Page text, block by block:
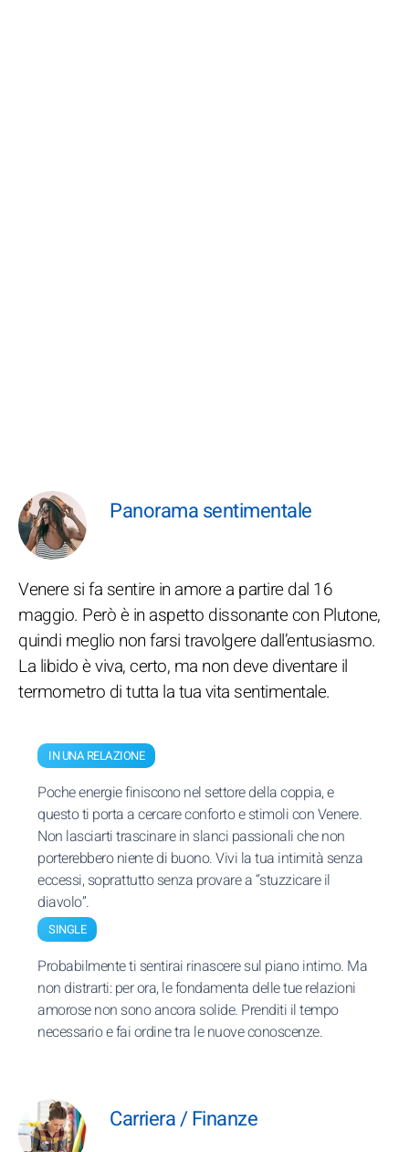
Panorama sentimentale
Venere si fa sentire in amore a partire dal 16
maggio. Però è in aspetto dissonante con Plutone,
quindi meglio non farsi travolgere dall’entusiasmo.
La libido è viva, certo, ma non deve diventare il
termometro di tutta la tua vita sentimentale.
IN UNA RELAZIONE
Poche energie finiscono nel settore della coppia, e
questo ti porta a cercare conforto e stimoli con Venere.
Non lasciarti trascinare in slanci passionali che non
porterebbero niente di buono. Vivi la tua intimità senza
eccessi, soprattutto senza provare a “stuzzicare il
diavolo”.
SINGLE
Probabilmente ti sentirai rinascere sul piano intimo. Ma
non distrarti: per ora, le fondamenta delle tue relazioni
amorose non sono ancora solide. Prenditi il tempo
necessario e fai ordine tra le nuove conoscenze.
Carriera / Finanze